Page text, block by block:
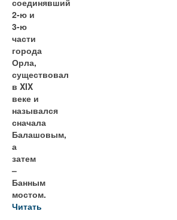
соединявший
2-ю и
3-ю
части
города
Орла,
существовал
в XIX
веке и
назывался
сначала
Балашовым,
а
затем
–
Банным
мостом.
Читать